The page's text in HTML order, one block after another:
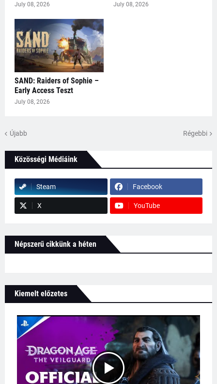
July 08, 2026 July 08, 2026
SAND: Raiders of Sophie –
Early Access Teszt
July 08, 2026
Újabb Régebbi
Közösségi Médiáink
Steam Facebook
X YouTube
Népszerű cikkünk a héten
Kiemelt előzetes